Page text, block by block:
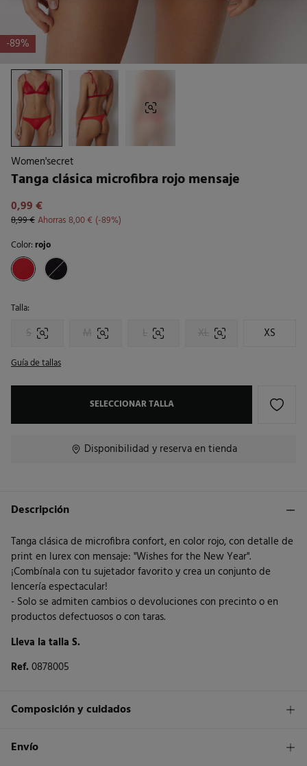
-89%
Women'secret
Tanga clásica microfibra rojo mensaje
0,99 €
8,99 €Ahorras8,00 €
89
Color:rojo
Talla:
S M L XL XS
Guía de tallas
SELECCIONAR TALLA
Disponibilidad y reserva en tienda
Descripción
Tanga clásica de microfibra confort, en color rojo, con detalle de
print en lurex con mensaje: "Wishes for the New Year".
¡Combínala con tu sujetador favorito y crea un conjunto de
lencería espectacular!
- Solo se admiten cambios o devoluciones con precinto o en
productos defectuosos o con taras.
Lleva la talla S.
Ref.0878005
Composición y cuidados
Composición
Envío